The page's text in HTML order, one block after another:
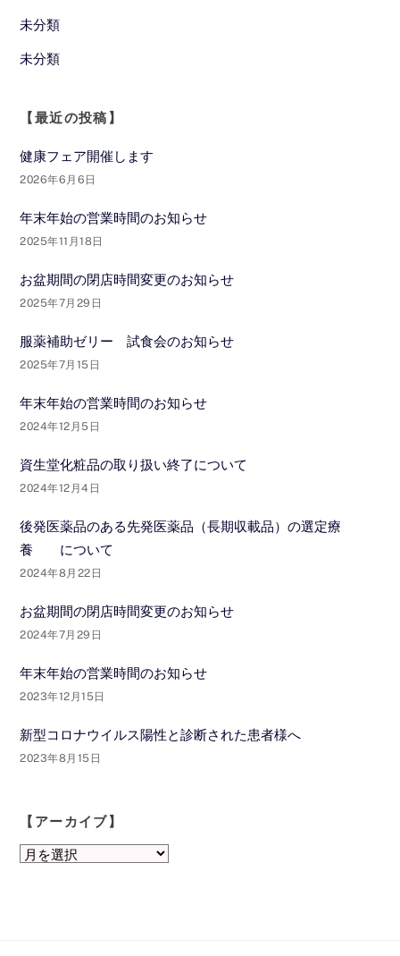
未分類
未分類
【最近の投稿】
健康フェア開催します
2026年6月6日
年末年始の営業時間のお知らせ
2025年11月18日
お盆期間の閉店時間変更のお知らせ
2025年7月29日
服薬補助ゼリー 試食会のお知らせ
2025年7月15日
年末年始の営業時間のお知らせ
2024年12月5日
資生堂化粧品の取り扱い終了について
2024年12月4日
後発医薬品のある先発医薬品（長期収載品）の選定療
養 について
2024年8月22日
お盆期間の閉店時間変更のお知らせ
2024年7月29日
年末年始の営業時間のお知らせ
2023年12月15日
新型コロナウイルス陽性と診断された患者様へ
2023年8月15日
【アーカイブ】
【ア